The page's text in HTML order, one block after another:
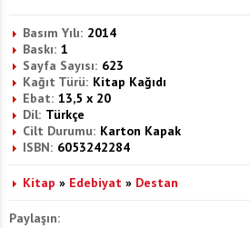
Basım Yılı: 2014
Baskı: 1
Sayfa Sayısı: 623
Kağıt Türü: Kitap Kağıdı
Ebat: 13,5 x 20
Dil: Türkçe
Cilt Durumu: Karton Kapak
ISBN: 6053242284
Kitap » Edebiyat » Destan
Paylaşın: